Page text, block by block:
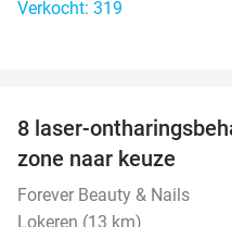
Verkocht: 319
8 laser-
zone naar keuze
Forever Beauty & Nails
Lokeren (13 km)